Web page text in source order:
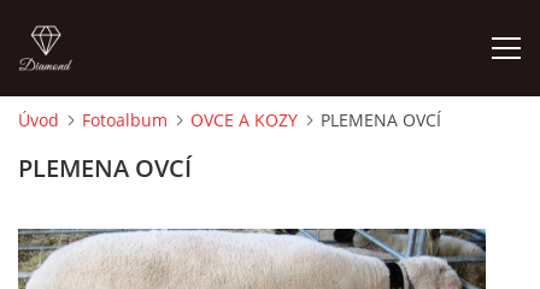
Úvod Fotoalbum OVCE A KOZY PLEMENA OVCÍ
PLEMENA OVCÍ